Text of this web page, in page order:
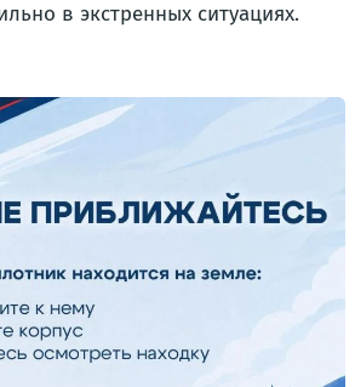
в экстренных ситуациях.